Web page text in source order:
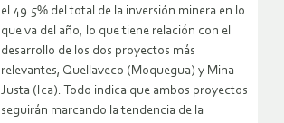
el 49.5% del total de la inversión minera en lo
que va del año, lo que tiene relación con el
desarrollo de los dos proyectos más
relevantes, Quellaveco (Moquegua) y Mina
Justa (Ica). Todo indica que ambos proyectos
seguirán marcando la tendencia de la